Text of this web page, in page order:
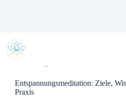
Entspannungsmeditation: Ziele,
Praxis